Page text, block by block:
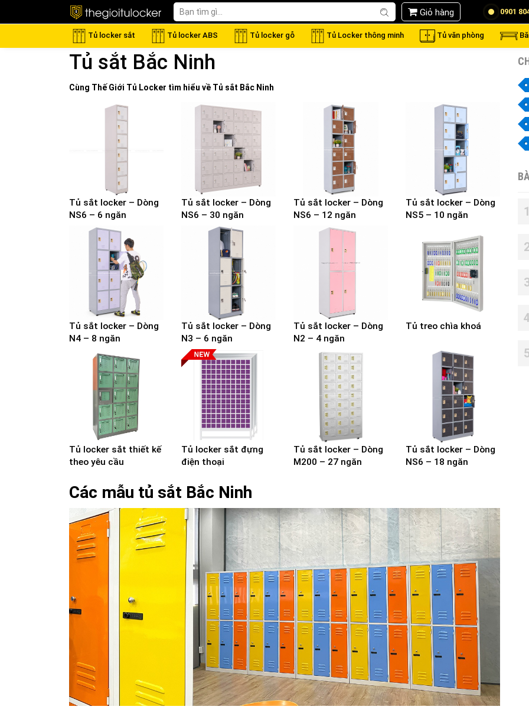
Giỏ hàng 0901
Tủ locker sắt Tủ locker ABS Tủ locker gỗ Tủ Locker thông minh Tủ văn phòng
Tủ sắt Bắc Ninh
Cùng Thế Giới Tủ Locker tìm hiểu về Tủ sắt Bắc Ninh
Tủ sắt locker – Dòng
NS6 – 6 ngăn
Tủ sắt locker – Dòng
NS6 – 30 ngăn
Tủ sắt locker – Dòng
NS6 – 12 ngăn
Tủ sắt locker – Dòng
NS5 – 10 ngăn
Tủ sắt locker – Dòng
N4 – 8 ngăn
Tủ sắt locker – Dòng
N3 – 6 ngăn
Tủ sắt locker – Dòng
N2 – 4 ngăn
Tủ treo chìa khoá
Tủ locker sắt thiết kế
theo yêu cầu
Tủ locker sắt đựng
điện thoại
Tủ sắt locker – Dòng
M200 – 27 ngăn
Tủ sắt locker – Dòng
NS6 – 18 ngăn
Các mẫu tủ sắt Bắc Ninh
1
4